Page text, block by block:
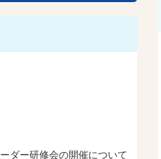
ダー研修会の開催について